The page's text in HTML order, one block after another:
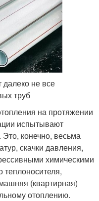
далеко не все
труб
на протяжении
испытывают
Это, конечно, весьма
скачки давления,
химическими
теплоносителя,
(квартирная)
отоплению.